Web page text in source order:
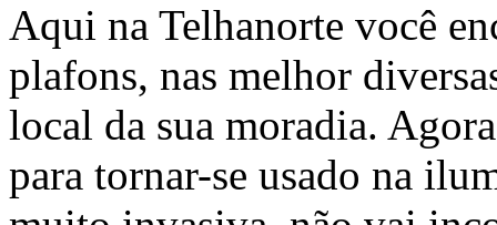
Aqui na Telhanorte você
plafons, nas melhor
local da sua moradia.
para tornar-se usado na